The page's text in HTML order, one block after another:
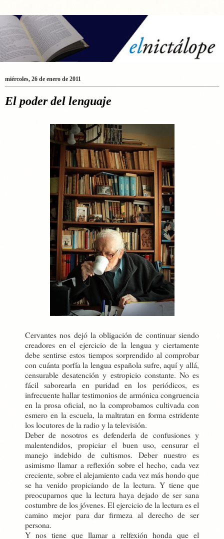
miércoles, 26 de enero de 2011
El poder del lenguaje
Cervantes nos dejó la obligación de continuar siendo
creadores en el ejercicio de la lengua y ciertamente
debe sentirse estos tiempos sorprendido al comprobar
con cuánta porfía la lengua española sufre, aquí y allá,
censurable desatención y estropicio constante. No es
fácil saborearla en puridad en los periódicos, es
infrecuente hallar testimonios de armónica congruencia
en la prosa oficial, no la comprobamos cultivada con
esmero en la escuela, la maltratan en forma estridente
los locutores de la radio y la televisión.
Deber de nosotros es defenderla de confusiones y
malentendidos, propiciar el buen uso, censurar el
manejo indebido de cultismos. Deber nuestro es
asimismo llamar a reflexión sobre el hecho, cada vez
creciente, sobre el alejamiento cada vez más hondo que
se ha venido propiciando de la lectura. Y tiene que
preocuparnos que la lectura haya dejado de ser sana
costumbre de los jóvenes. El ejercicio de la lectura es el
camino mejor para dar firmeza al derecho de ser
persona.
Y nos tiene que llamar a relfexión honda que el